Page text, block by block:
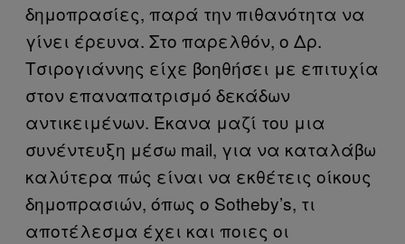
δημοπρασίες, παρά την πιθανότητα να
γίνει έρευνα. Στο παρελθόν, ο Δρ.
Τσιρογιάννης είχε βοηθήσει με επιτυχία
στον επαναπατρισμό δεκάδων
αντικειμένων. Έκανα μαζί του μια
συνέντευξη μέσω mail, για να καταλάβω
καλύτερα πώς είναι να εκθέτεις οίκους
δημοπρασιών, όπως ο Sotheby’s, τι
αποτέλεσμα έχει και ποιες οι